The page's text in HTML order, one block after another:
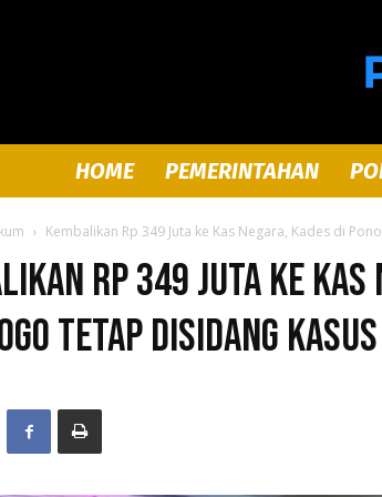
HOME PEMERINTAHAN
Kembalikan Rp 349 Juta ke Kas Negara, Kades di
Rp 349 Juta ke Kas
Tetap Disidang